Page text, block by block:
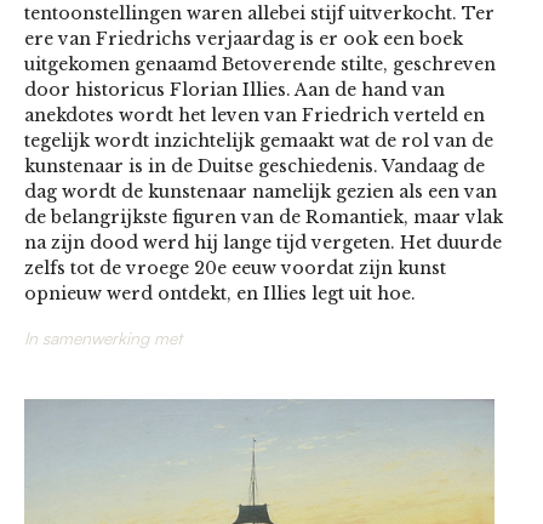
tentoonstellingen waren allebei stijf uitverkocht. Ter
ere van Friedrichs verjaardag is er ook een boek
uitgekomen genaamd Betoverende stilte, geschreven
door historicus Florian Illies. Aan de hand van
anekdotes wordt het leven van Friedrich verteld en
tegelijk wordt inzichtelijk gemaakt wat de rol van de
kunstenaar is in de Duitse geschiedenis. Vandaag de
dag wordt de kunstenaar namelijk gezien als een van
de belangrijkste figuren van de Romantiek, maar vlak
na zijn dood werd hij lange tijd vergeten. Het duurde
zelfs tot de vroege 20e eeuw voordat zijn kunst
opnieuw werd ontdekt, en Illies legt uit hoe.
In samenwerking met